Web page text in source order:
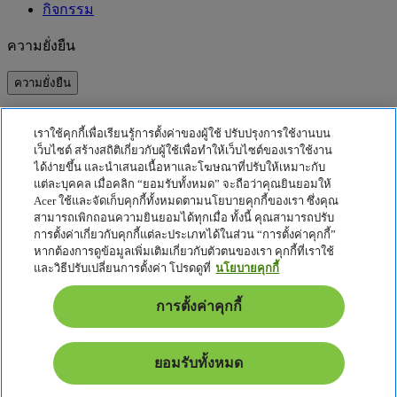
กิจกรรม
ความยั่งยืน
ความยั่งยืน
คาร์บอนฟุตพริ้นท์ของผลิตภัณฑ์
Project Humanity
Earthion
นโยบายความเป็นส่วนตัว
นโยบายเกี่ยวกับคุกกี้
ประกาศเกี่ยวกับกฎหมาย
ข้อมูลด้านกฎหมายเพิ่มเติม
นโยบายการเข้าถึง
การตั้งค่าคุกกี้
ไทย - ไทย
© 2026 Acer Inc.
เราใช้คุกกี้เพื่อเรียนรู้การตั้งค่าของผู้ใช้ ปรับปรุงการใช้งานบน
เว็บไซต์ สร้างสถิติเกี่ยวกับผู้ใช้เพื่อทำให้เว็บไซต์ของเราใช้งาน
ได้ง่ายขึ้น และนำเสนอเนื้อหาและโฆษณาที่ปรับให้เหมาะกับ
แต่ละบุคคล เมื่อคลิก “ยอมรับทั้งหมด” จะถือว่าคุณยินยอมให้
Acer ใช้และจัดเก็บคุกกี้ทั้งหมดตามนโยบายคุกกี้ของเรา ซึ่งคุณ
สามารถเพิกถอนความยินยอมได้ทุกเมื่อ ทั้งนี้ คุณสามารถปรับ
การตั้งค่าเกี่ยวกับคุกกี้แต่ละประเภทได้ในส่วน “การตั้งค่าคุกกี้”
หากต้องการดูข้อมูลเพิ่มเติมเกี่ยวกับตัวตนของเรา คุกกี้ที่เราใช้
และวิธีปรับเปลี่ยนการตั้งค่า โปรดดูที่ นโยบายคุกกี้
การตั้งค่าคุกกี้
ยอมรับทั้งหมด